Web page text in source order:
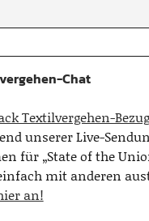
Chat
Textilvergehen-
unserer Live-
für „State of the
mit anderen
an!